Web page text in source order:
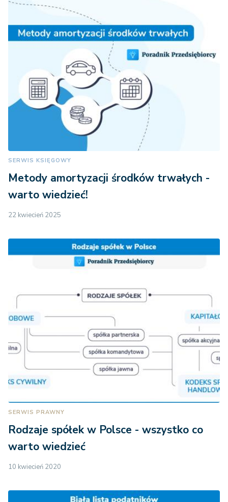
SERWIS KSIĘGOWY
Metody amortyzacji środków trwałych -
warto wiedzieć!
22 kwiecień 2025
SERWIS PRAWNY
Rodzaje spółek w Polsce - wszystko co
warto wiedzieć
10 kwiecień 2020